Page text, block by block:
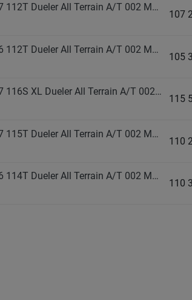
BRIDGESTONE Автошина 265/65 R17 112T Dueler All Terrain A/T 002 M+S
107
BRIDGESTONE Автошина 265/70 R16 112T Dueler All Terrain A/T 002 M+S
105
BRIDGESTONE Автошина 265/70 R17 116S XL Dueler All Terrain A/T 002 M+S
115
BRIDGESTONE Автошина 275/65 R17 115T Dueler All Terrain A/T 002 M+S
110
BRIDGESTONE Автошина 275/70 R16 114T Dueler All Terrain A/T 002 M+S
110